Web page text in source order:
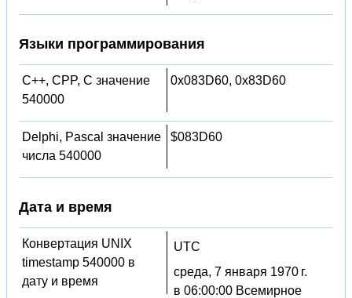
Языки программирования
C++, CPP, C значение
540000
0x083D60, 0x83D60
Delphi, Pascal значение
числа 540000
$083D60
Дата и время
Конвертация UNIX
timestamp 540000 в
дату и время
UTC
среда, 7 января 1970 г.
в 06:00:00 Всемирное